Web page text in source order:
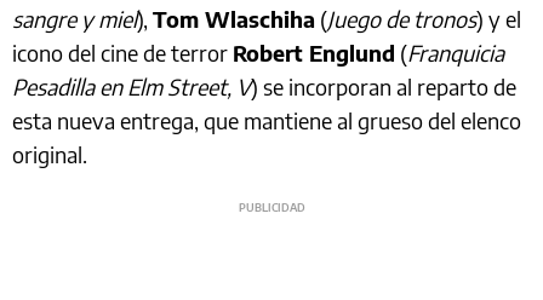
sangre y miel), Tom Wlaschiha (Juego de tronos) y el
icono del cine de terror Robert Englund (Franquicia
Pesadilla en Elm Street, V) se incorporan al reparto de
esta nueva entrega, que mantiene al grueso del elenco
original.